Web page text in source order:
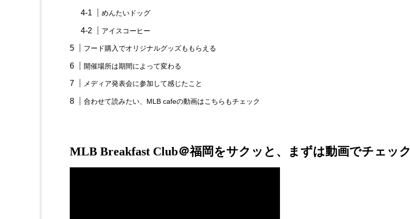
めんたいドッグ
アイスコーヒー
フード購入でオリジナルグッズももらえる
開催場所は期間によって変わる
メディア発表会に参加して感じたこと
合わせて読みたい、MLB cafeの動画はこちらもチェック
MLB Breakfast Club＠福岡をサクッと、まずは動画でチェック